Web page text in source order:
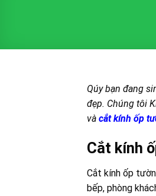
Qúy bạn đang
đẹp. Chúng tôi
và cắt kính ốp
Cắt kính
Cắt kính ốp
bếp, phòng